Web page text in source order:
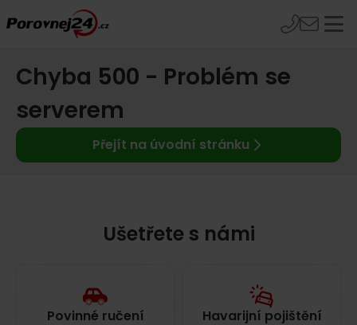
Chyba 500 - Problém se
serverem
Přejít na úvodní stránku
Ušetřete s námi
Povinné ručení Havarijní pojištění